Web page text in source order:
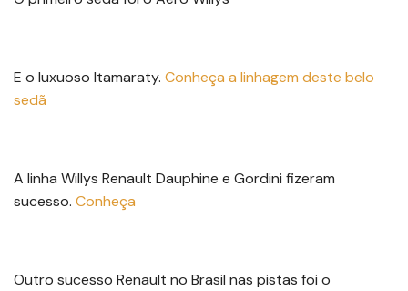
E o luxuoso Itamaraty. Conheça a linhagem deste belo
sedã
A linha Willys Renault Dauphine e Gordini fizeram
sucesso. Conheça
Outro sucesso Renault no Brasil nas pistas foi o